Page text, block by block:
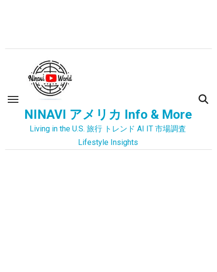
ス
NINAVI アメリカ Info & More
Living in the U.S. 旅行 トレンド AI IT 市場調査
Lifestyle Insights